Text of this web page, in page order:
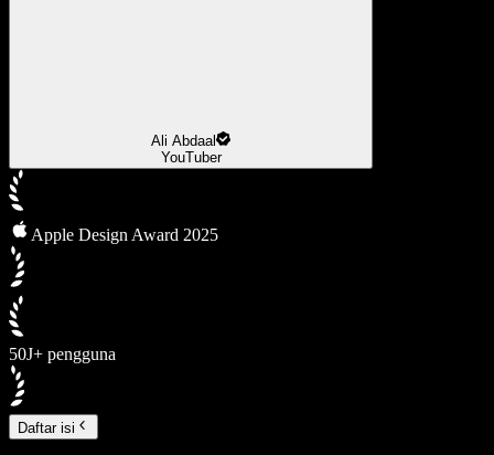
Ali Abdaal
YouTuber
Apple Design Award 2025
50J+ pengguna
Daftar isi